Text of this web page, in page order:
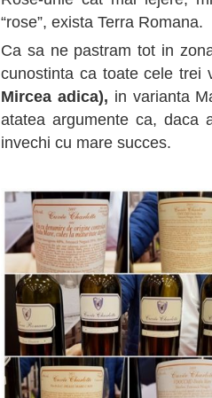
“rose”, exista Terra Romana.
Ca sa ne pastram tot in
cunostinta ca toate cele trei
Mircea adica), in varianta
atatea argumente ca, daca
invechi cu mare succes.